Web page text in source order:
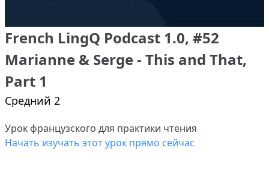
French LingQ Podcast 1.0, #52
Marianne & Serge - This and That,
Part 1
Средний 2
Урок французского для практики чтения
Начать изучать этот урок прямо сейчас